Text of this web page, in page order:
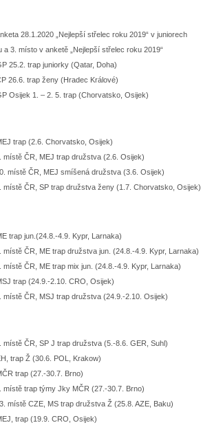
28.1.2020 „Nejlepší střelec roku 2019“ v juniorech
a 3. místo v anketě „Nejlepší střelec roku 2019“
25.2. trap juniorky (Qatar, Doha)
26.6. trap ženy (Hradec Králové)
Osijek 1. – 2. 5. trap (Chorvatsko, Osijek)
trap (2.6. Chorvatsko, Osijek)
místě ČR, MEJ trap družstva (2.6. Osijek)
místě ČR, MEJ smíšená družstva (3.6. Osijek)
místě ČR, SP trap družstva ženy (1.7. Chorvatsko, Osijek)
trap jun.(24.8.-4.9. Kypr, Larnaka)
místě ČR, ME trap družstva jun. (24.8.-4.9. Kypr, Larnaka)
místě ČR, ME trap mix jun. (24.8.-4.9. Kypr, Larnaka)
trap (24.9.-2.10. CRO, Osijek)
místě ČR, MSJ trap družstva (24.9.-2.10. Osijek)
místě ČR, SP J trap družstva (5.-8.6. GER, Suhl)
trap Ž (30.6. POL, Krakow)
trap (27.-30.7. Brno)
místě trap týmy Jky MČR (27.-30.7. Brno)
místě CZE, MS trap družstva Ž (25.8. AZE, Baku)
trap (19.9. CRO, Osijek)